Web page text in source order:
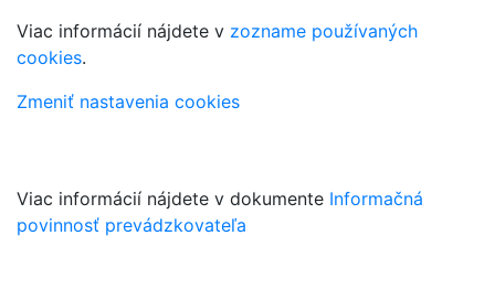
Viac informácií nájdete v zozname používaných
cookies.
Zmeniť nastavenia cookies
Viac informácií nájdete v dokumente Informačná
povinnosť prevádzkovateľa